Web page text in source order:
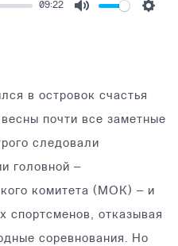
09:22
в островок счастья
почти все заметные
следовали
головной –
комитета (МОК) – и
спортсменов, отказывая
соревнования. Но